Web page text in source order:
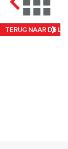
TERUG NAAR DE